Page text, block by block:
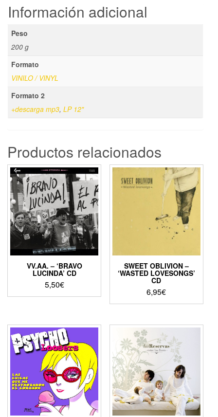
Información adicional
Peso
200 g
Formato
VINILO / VINYL
Formato 2
+descarga mp3, LP 12"
Productos relacionados
VV.AA. – ‘BRAVO
LUCINDA’ CD
5,50€
SWEET OBLIVION –
‘WASTED LOVESONGS’
CD
6,95€